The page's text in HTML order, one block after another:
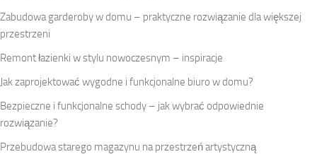
Zabudowa garderoby w domu – praktyczne rozwiązanie dla większej
przestrzeni
Remont łazienki w stylu nowoczesnym – inspiracje
Jak zaprojektować wygodne i funkcjonalne biuro w domu?
Bezpieczne i funkcjonalne schody – jak wybrać odpowiednie
rozwiązanie?
Przebudowa starego magazynu na przestrzeń artystyczną